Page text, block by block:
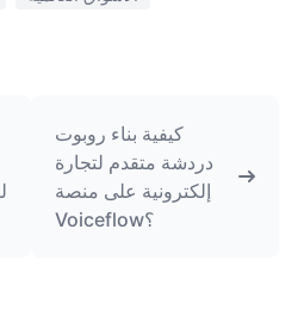
كيفية بناء روبوت
دردشة متقدم لتجارة
إلكترونية على منصة
Voiceflow؟